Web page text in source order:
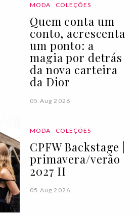
MODA COLEÇÕES
Quem conta um
conto, acrescenta
um ponto: a
magia por detrás
da nova carteira
da Dior
05 Aug 2026
MODA COLEÇÕES
CPFW Backstage |
primavera/verão
2027 II
05 Aug 2026